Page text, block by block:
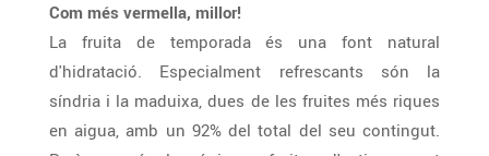
Com més vermella, millor!
La fruita de temporada és una font natural
d'hidratació. Especialment refrescants són la
síndria i la maduixa, dues de les fruites més riques
en aigua, amb un 92% del total del seu contingut.